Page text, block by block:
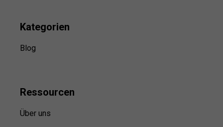
Kategorien
Blog
Ressourcen
Über uns